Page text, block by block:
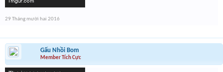
29 Tháng mười hai 2016
Gấu Nhồi Bom
Member Tích Cực